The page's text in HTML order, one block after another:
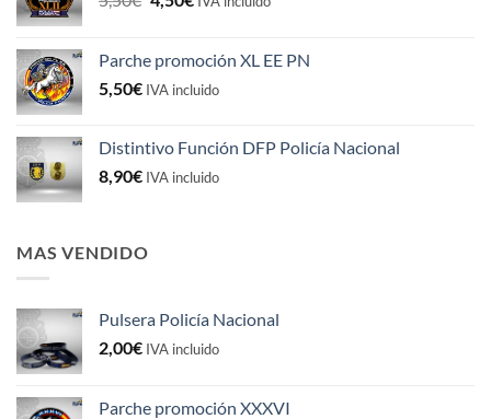
era:
5,50€.
es:
4,50€.
Parche promoción XL EE PN
5,50€ IVA incluido
Distintivo Función DFP Policía Nacional
8,90€ IVA incluido
MAS VENDIDO
Pulsera Policía Nacional
2,00€ IVA incluido
Parche promoción XXXVI